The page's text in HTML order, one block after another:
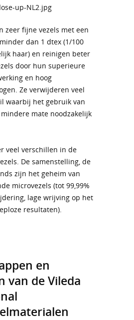
zeer fijne vezels met een
dan 1 dtex (1/100
haar) en reinigen beter
door hun superieure
en hoog
Ze verwijderen veel
waarbij het gebruik van
mate noodzakelijk
veel verschillen in de
De samenstelling, de
zijn het geheim van
microvezels (tot 99,99%
lage wrijving op het
resultaten).
en
van de Vileda